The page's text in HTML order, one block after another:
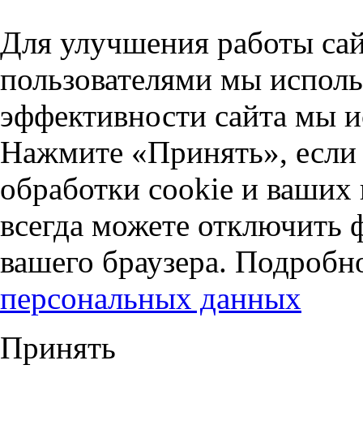
Для улучшения работы
пользователями мы
эффективности сайта мы
Нажмите «Принять», если
обработки cookie и
всегда можете отключить
вашего браузера.
персональных данных
Принять